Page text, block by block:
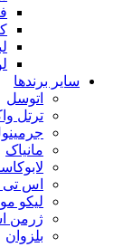
سایر برندها
اتوسل
ترتل
مانیاک
اس تی
لیکو
ژرمن
بلزوان